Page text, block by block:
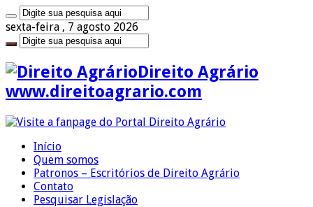
sexta-feira , 7 agosto 2026
Direito Agrário
www.direitoagrario.com
Início
Quem somos
Patronos – Escritórios de Direito Agrário
Contato
Pesquisar Legislação